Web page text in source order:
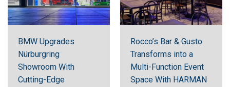
BMW Upgrades
Nürburgring
Showroom With
Cutting-Edge
Rocco’s Bar & Gusto
Transforms into a
Multi-Function Event
Space With HARMAN